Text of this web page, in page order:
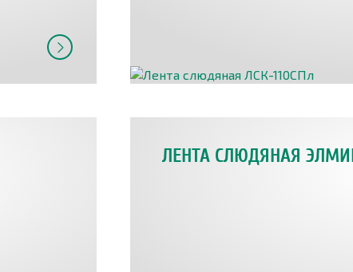
ЛЕНТА СЛЮДЯНАЯ